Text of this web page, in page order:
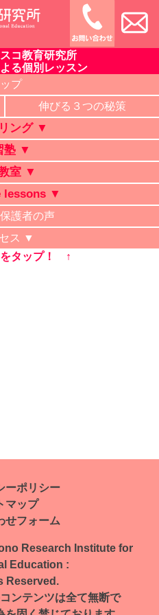
鹿・菊池・合志・植木で大評判
室・タイ語教室・リスキリング
有利な英語を中心に「合格請負
ン。ビジネス英語、企業研修。
庭教師も対応。
コ教育研究所
る個別レッスン
ップ
伸びる３つの秘策
ング ▼
塾 ▼
室 ▼
lessons ▼
護者の声
ス ▼
タップ！ ↑
ーポリシー
マップ
せフォーム
Research Institute for
Education :
Reserved.
ンテンツは全て無断で